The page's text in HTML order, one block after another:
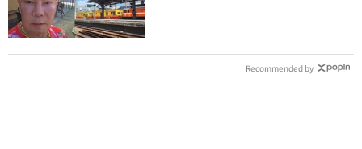
Recommended by